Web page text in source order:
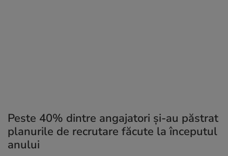
Peste 40% dintre angajatori și-au păstrat
planurile de recrutare făcute la începutul
anului